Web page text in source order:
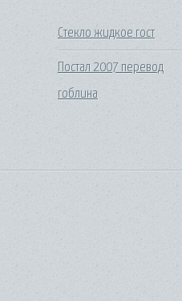
Стекло жидкое гост
Постал 2007 перевод
гоблина